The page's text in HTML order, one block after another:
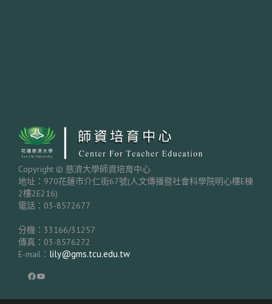
Copyright © 慈濟大學師資培育中心
地址：970花蓮市介仁街67號(人文傳播暨社會科學院明心樓E棟
2樓2E216)
電話：03-8572677
分機：33166/31257
傳真：03-8576272
E-mail： lily@gms.tcu.edu.tw
Facebook YouTube